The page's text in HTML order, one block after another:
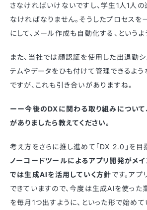
さなければいけないですし、学生1人1人
なければなりません。そうしたプロセスを
にして、メール作成も自動化する、というよ
また、当社では顔認証を使用した出退勤シ
テムやデータをひも付けて管理できるよう
ですが、これも引き合いがありますね。
ーー今後のDXに関わる取り組みについて
がありましたら教えてください。
考え方をさらに推し進めて「DX 2.0」を目
ノーコードツールによるアプリ開発がメ
では生成AIを活用していく方針です。ア
できていますので、今度は生成AIを使った
を毎月1つ出すように、といった形で始めて